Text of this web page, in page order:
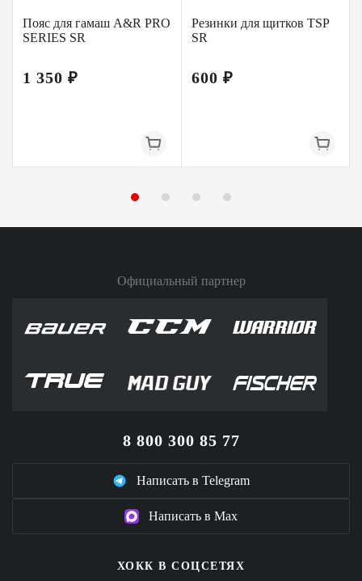
Пояс для гамаш A&R PRO
SERIES SR
1 350 ₽
Резинки для щитков TSP
SR
600 ₽
Официальный партнер
8 800 300 85 77
Написать в Telegram
Написать в Max
ХОКК В СОЦСЕТЯХ